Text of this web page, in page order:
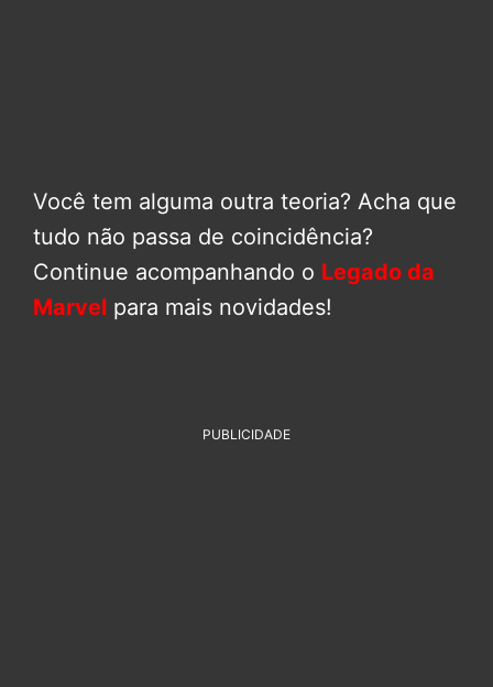
Você tem alguma outra teoria? Acha que
tudo não passa de coincidência?
Continue acompanhando o Legado da
Marvel para mais novidades!
PUBLICIDADE